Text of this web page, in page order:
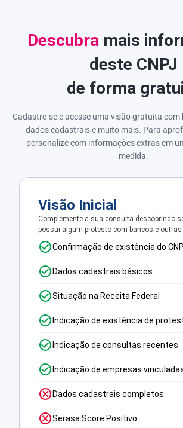
Descubramais
deste CNPJ
de forma
Cadastre-se e acesse uma visão gratuita com
dados cadastrais e muito mais. Para
personalize com informações extras em
medida.
Visão Inicial
Complemente a sua consulta descobrindo
possui algum protesto com bancos e outras
Confirmação de existência do
Dados cadastrais básicos
Situação na Receita Federal
Indicação de existência de
Indicação de consultas recentes
Indicação de empresas
Dados cadastrais completos
Serasa Score Positivo